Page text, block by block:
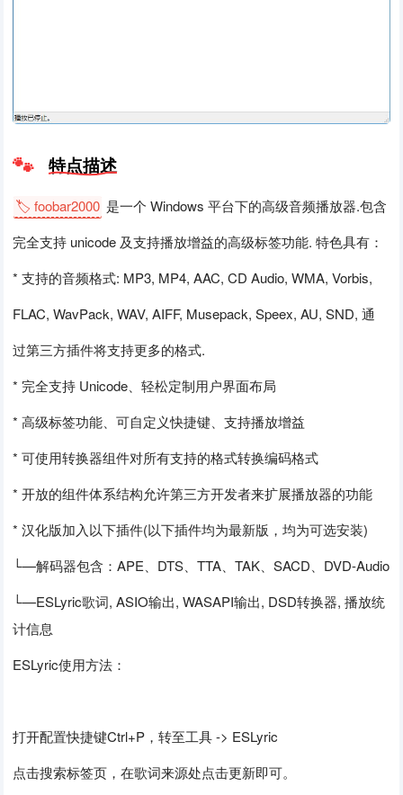
特点描述
🏷️ foobar2000 是一个 Windows 平台下的高级音频播放器.包含
完全支持 unicode 及支持播放增益的高级标签功能. 特色具有：
* 支持的音频格式: MP3, MP4, AAC, CD Audio, WMA, Vorbis,
FLAC, WavPack, WAV, AIFF, Musepack, Speex, AU, SND, 通
过第三方插件将支持更多的格式.
* 完全支持 Unicode、轻松定制用户界面布局
* 高级标签功能、可自定义快捷键、支持播放增益
* 可使用转换器组件对所有支持的格式转换编码格式
* 开放的组件体系结构允许第三方开发者来扩展播放器的功能
* 汉化版加入以下插件(以下插件均为最新版，均为可选安装)
└—解码器包含：APE、DTS、TTA、TAK、SACD、DVD-Audio
└—ESLyric歌词, ASIO输出, WASAPI输出, DSD转换器, 播放统
计信息
ESLyric使用方法：
打开配置快捷键Ctrl+P，转至工具 -> ESLyric
点击搜索标签页，在歌词来源处点击更新即可。